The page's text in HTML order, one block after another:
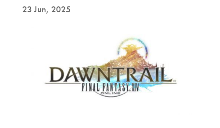
23 Jun, 2025